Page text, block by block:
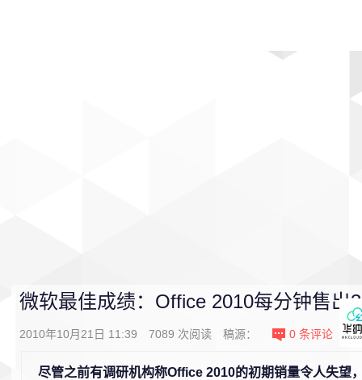
微软最佳成绩：Office 2010每分钟售出
2010年10月21日 11:39 7089 次阅读 稿源： 0 条评论
尽管之前有调研机构称Office 2010的初期销量令人失望